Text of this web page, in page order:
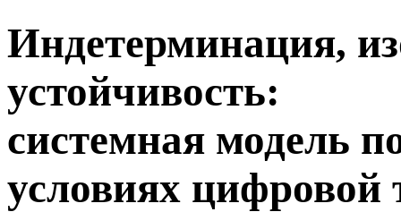
Индетерминация,
устойчивость:
системная модель
условиях